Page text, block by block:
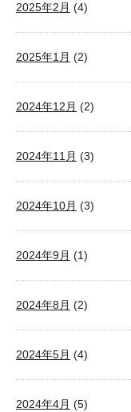
2025年2月 (4)
2025年1月 (2)
2024年12月 (2)
2024年11月 (3)
2024年10月 (3)
2024年9月 (1)
2024年8月 (2)
2024年5月 (4)
2024年4月 (5)